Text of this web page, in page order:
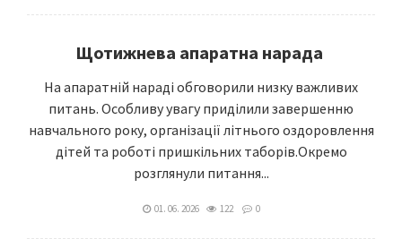
Щотижнева апаратна нарада
На апаратній нараді обговорили низку важливих
питань. Особливу увагу приділили завершенню
навчального року, організації літнього оздоровлення
дітей та роботі пришкільних таборів.Окремо
розглянули питання...
01. 06. 2026 122 0